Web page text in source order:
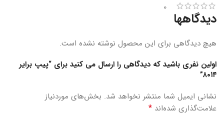
0
دیدگاهها
هیچ دیدگاهی برای این محصول نوشته نشده است.
اولین نفری باشید که دیدگاهی را ارسال می کنید برای “پیپ برایر
۸۰۱۴”
نشانی ایمیل شما منتشر نخواهد شد. بخش‌های موردنیاز
علامت‌گذاری شده‌اند *